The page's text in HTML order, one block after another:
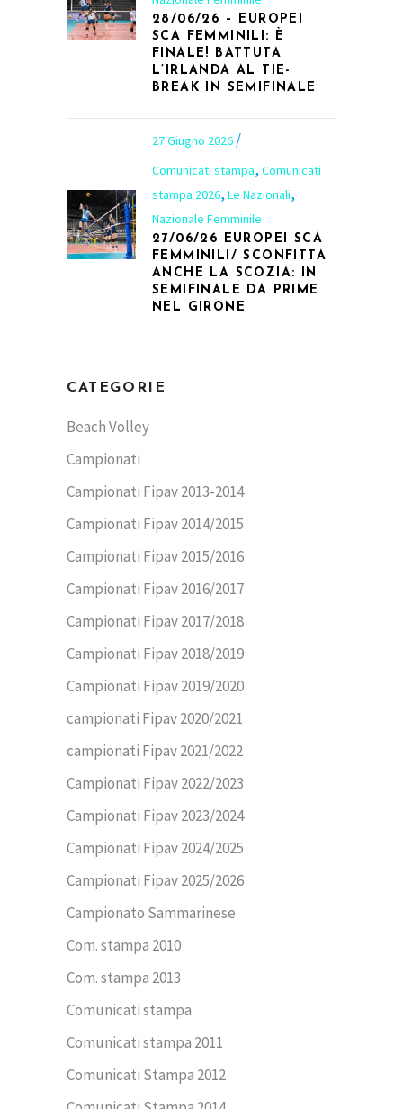
28/06/26 – EUROPEI
SCA FEMMINILI: È
FINALE! BATTUTA
L’IRLANDA AL TIE-
BREAK IN SEMIFINALE
27 Giugno 2026
Comunicati stampa, Comunicati
stampa 2026, Le Nazionali,
Nazionale Femminile
27/06/26 EUROPEI SCA
FEMMINILI/ SCONFITTA
ANCHE LA SCOZIA: IN
SEMIFINALE DA PRIME
NEL GIRONE
CATEGORIE
Beach Volley
Campionati
Campionati Fipav 2013-2014
Campionati Fipav 2014/2015
Campionati Fipav 2015/2016
Campionati Fipav 2016/2017
Campionati Fipav 2017/2018
Campionati Fipav 2018/2019
Campionati Fipav 2019/2020
campionati Fipav 2020/2021
campionati Fipav 2021/2022
Campionati Fipav 2022/2023
Campionati Fipav 2023/2024
Campionati Fipav 2024/2025
Campionati Fipav 2025/2026
Campionato Sammarinese
Com. stampa 2010
Com. stampa 2013
Comunicati stampa
Comunicati stampa 2011
Comunicati Stampa 2012